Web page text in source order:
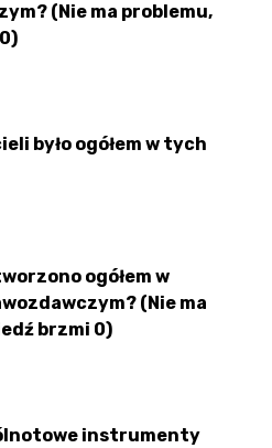
(Nie ma problemu,
było ogółem w tych
ogółem w
(Nie ma
brzmi 0)
instrumenty